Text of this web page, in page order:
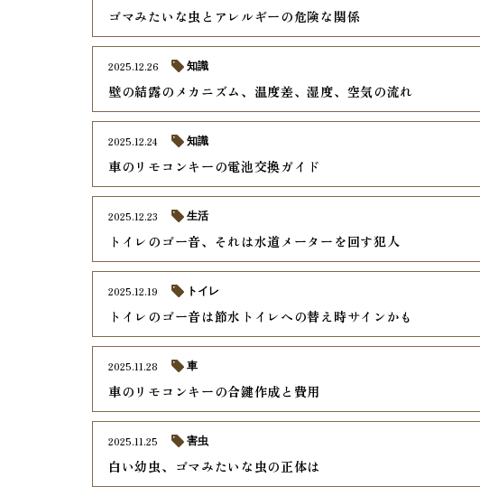
ゴマみたいな虫とアレルギーの危険な関係
壁の結露のメカニズム、温度差、湿度、空気の流れ
2025.12.26 知識
車のリモコンキーの電池交換ガイド
2025.12.24 知識
トイレのゴー音、それは水道メーターを回す犯人
2025.12.23 生活
トイレのゴー音は節水トイレへの替え時サインかも
2025.12.19 トイレ
車のリモコンキーの合鍵作成と費用
2025.11.28 車
白い幼虫、ゴマみたいな虫の正体は
2025.11.25 害虫